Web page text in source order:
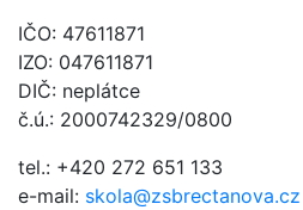
IČO: 47611871
IZO: 047611871
DIČ: neplátce
č.ú.: 2000742329/0800
tel.: +420 272 651 133
e-mail: skola@zsbrectanova.cz